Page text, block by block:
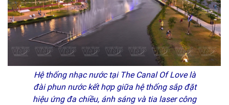
Hệ thống nhạc nước tại The Canal Of Love là
đài phun nước kết hợp giữa hệ thống sắp đặt
hiệu ứng đa chiều, ánh sáng và tia laser công